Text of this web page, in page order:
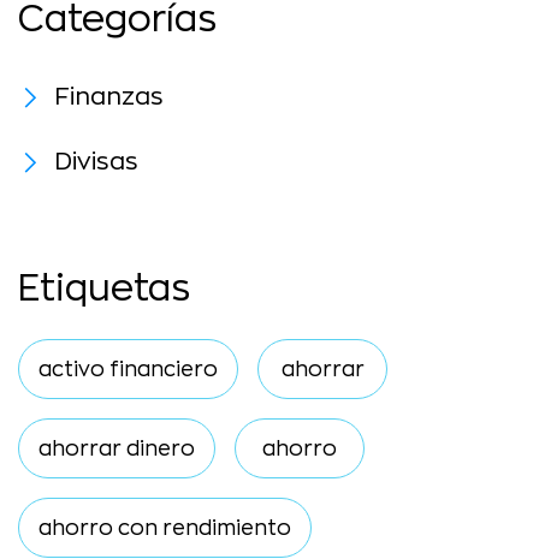
Categorías
Finanzas
Divisas
Etiquetas
activo financiero ahorrar
ahorrar dinero ahorro
ahorro con rendimiento